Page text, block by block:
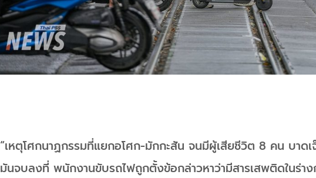
“เหตุโศกนาฏกรรมที่แยกอโศก-มักกะสัน จนมีผู้เสียชีวิต 8 คน บาด
มันจบลงที่ พนักงานขับรถไฟถูกตั้งข้อกล่าวหาว่ามีสารเสพติดในร่าง